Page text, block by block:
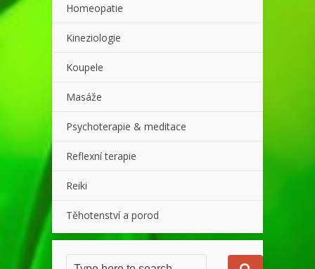
Homeopatie
Kineziologie
Koupele
Masáže
Psychoterapie & meditace
Reflexní terapie
Reiki
Těhotenství a porod